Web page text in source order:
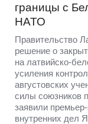
границы с
НАТО
Правительство
решение о
на латвийско-
усиления
августовских
силы союзников
заявили
внутренних дел